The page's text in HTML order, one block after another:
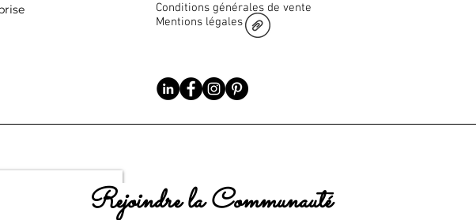
Conditions générales de vente
Mentions légales
Rejoindre la Communauté